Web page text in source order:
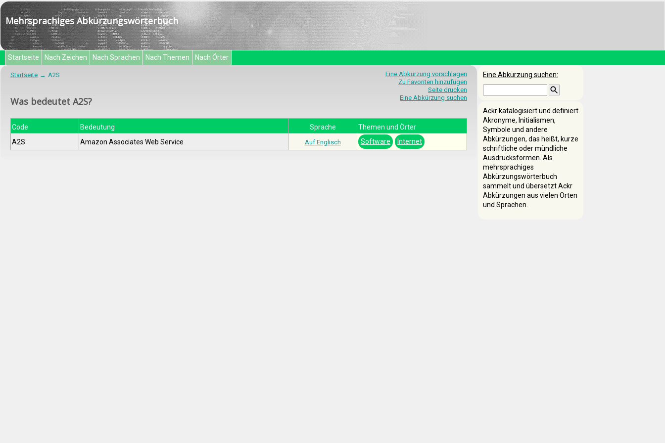
Mehrsprachiges Abkürzungswörterbuch
Startseite Nach Zeichen Nach Sprachen Nach Themen Nach Örter
Eine Abkürzung vorschlagen
Zu Favoriten hinzufügen
Seite drucken
Eine Abkürzung suchen
Startseite A2S
Was bedeutet A2S?
Code Bedeutung Sprache
Themen und Örter
A2S
Amazon Associates Web Service Auf Englisch Software Internet
Eine Abkürzung suchen:
Ackr katalogisiert und definiert
Akronyme, Initialismen,
Symbole und andere
Abkürzungen, das heißt, kurze
schriftliche oder mündliche
Ausdrucksformen. Als
mehrsprachiges
Abkürzungswörterbuch
sammelt und übersetzt Ackr
Abkürzungen aus vielen Orten
und Sprachen.